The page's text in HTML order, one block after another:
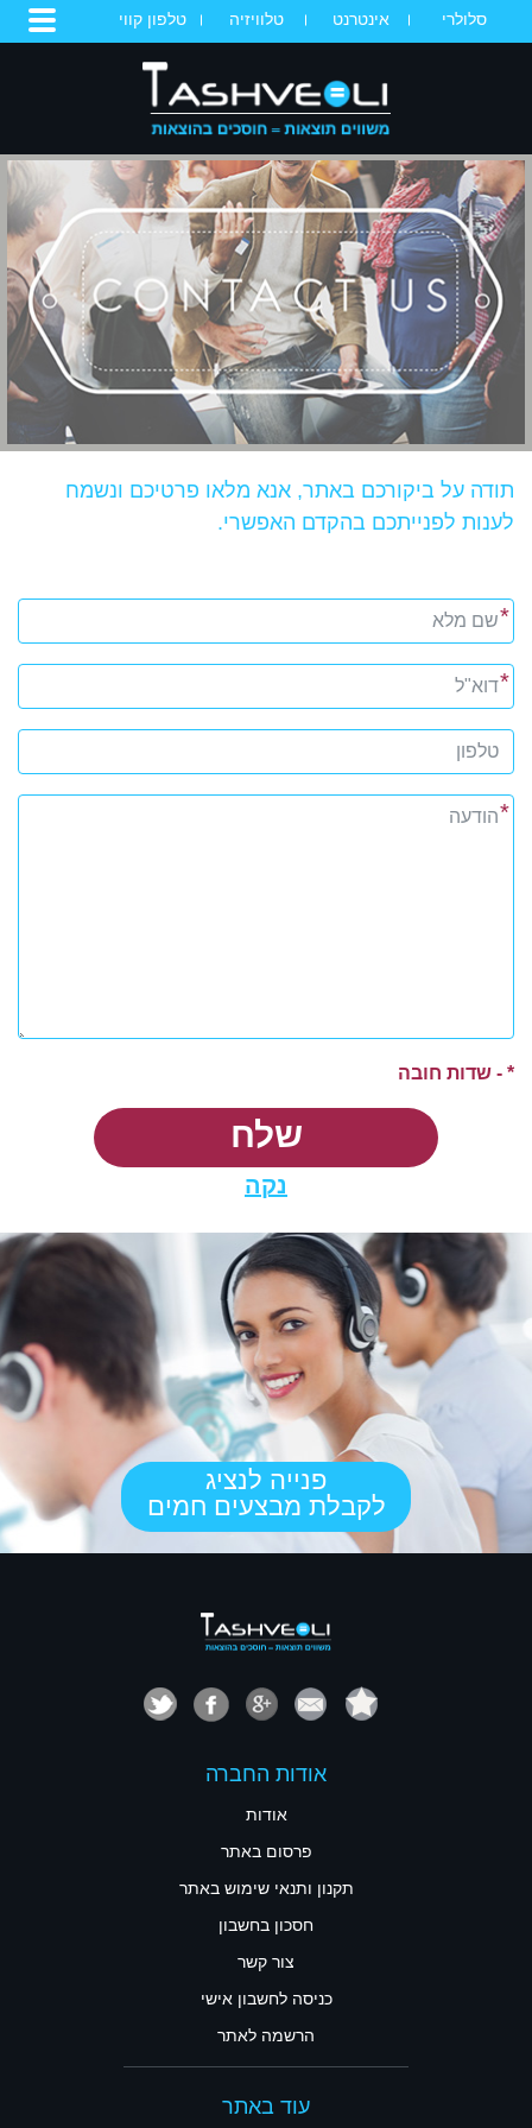
סלולרי אינטרנט טלוויזיה טלפון קווי
תודה על ביקורכם באתר, אנא מלאו פרטיכם ונשמח
לענות לפנייתכם בהקדם האפשרי.
*
*
*
* - שדות חובה
שלח
נקה
פנייה לנציג
לקבלת מבצעים חמים
אודות החברה
אודות
פרסום באתר
תקנון ותנאי שימוש באתר
חסכון בחשבון
צור קשר
כניסה לחשבון אישי
הרשמה לאתר
עוד באתר